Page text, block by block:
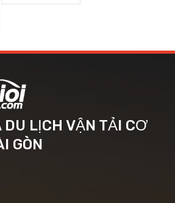
DU LỊCH VẬN TẢI CƠ
GÒN